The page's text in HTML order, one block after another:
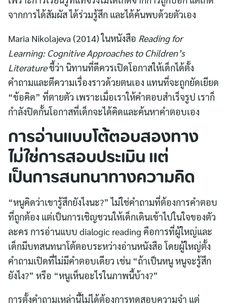
จากการได้สัมผัส ได้ร่วมรู้สึก และได้ค้นพบด้วยตัวเอง
Maria Nikolajeva (2014) ในหนังสือ Reading for
Learning: Cognitive Approaches to Children’s
Literatureชี้ว่า นิทานที่ดีควรเปิดโอกาสให้เด็กได้ตั้ง
คำถามและตีความเรื่องราวด้วยตนเอง แทนที่จะถูกยัดเยียด
“ข้อคิด” ที่ตายตัว เพราะเมื่อเราให้คำตอบสำเร็จรูป เราก็
กำลังปิดกั้นโอกาสที่เด็กจะได้คิดและค้นหาคำตอบเอง
การอ่านแบบโต้ตอบสองทาง
ไม่ใช่การสอบประเมิน แต่
เป็นการสนทนาทางความคิด
“หนูคิดว่าเขารู้สึกยังไงนะ?” ไม่ใช่คำถามที่ต้องการคำตอบ
ที่ถูกต้อง แต่เป็นการเชิญชวนให้เด็กเดินเข้าไปในใจของตัว
ละคร การอ่านแบบ dialogic reading คือการที่ผู้ใหญ่และ
เด็กมีบทสนทนาโต้ตอบระหว่างอ่านหนังสือ โดยผู้ใหญ่ตั้ง
คำถามเปิดที่ไม่มีคำตอบเดียว เช่น “ถ้าเป็นหนู หนูจะรู้สึก
ยังไง?” หรือ “หนูเห็นอะไรในภาพนี้บ้าง?”
การตั้งคำถามเหล่านี้ไม่ได้ต้องการทดสอบความจำ แต่